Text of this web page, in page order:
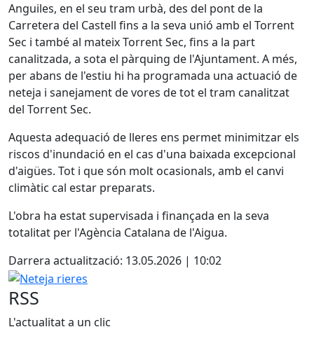
Anguiles, en el seu tram urbà, des del pont de la
Carretera del Castell fins a la seva unió amb el Torrent
Sec i també al mateix Torrent Sec, fins a la part
canalitzada, a sota el pàrquing de l'Ajuntament. A més,
per abans de l'estiu hi ha programada una actuació de
neteja i sanejament de vores de tot el tram canalitzat
del Torrent Sec.
Aquesta adequació de lleres ens permet minimitzar els
riscos d'inundació en el cas d'una baixada excepcional
d'aigües. Tot i que són molt ocasionals, amb el canvi
climàtic cal estar preparats.
L'obra ha estat supervisada i finançada en la seva
totalitat per l'Agència Catalana de l'Aigua.
Darrera actualització: 13.05.2026 | 10:02
Neteja rieres
RSS
L'actualitat a un clic